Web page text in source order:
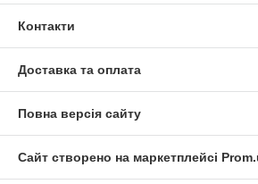
Контакти
Доставка та оплата
Повна версія сайту
Сайт створено на маркетплейсі